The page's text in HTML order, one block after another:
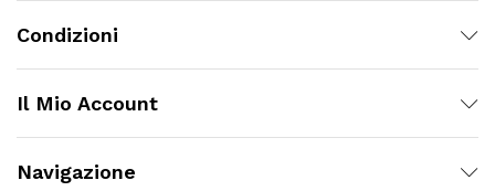
Condizioni
Il Mio Account
Navigazione